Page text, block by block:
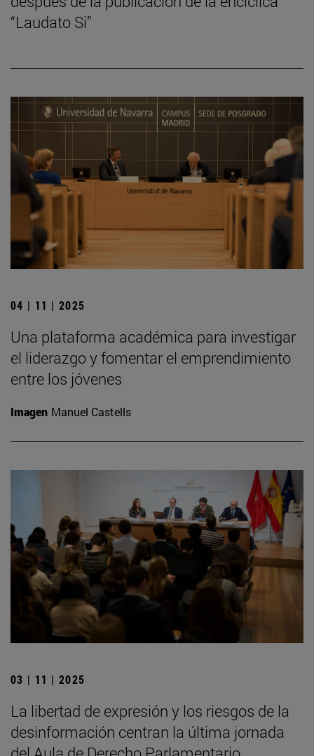
“Laudato Si”
04 | 11 | 2025
Una plataforma académica para investigar
el liderazgo y fomentar el emprendimiento
entre los jóvenes
Imagen Manuel Castells
03 | 11 | 2025
La libertad de expresión y los riesgos de la
desinformación centran la última jornada